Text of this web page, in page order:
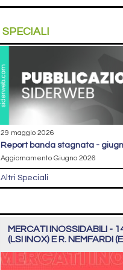
SPECIALI
29 maggio 2026
report banda stagnata -
Aggiornamento Giugno 2026
Altri Speciali
MERCATI INOSSIDABILI -
(LSI INOX) E R. NEMFARDI